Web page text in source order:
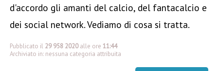
d'accordo gli amanti del calcio, del fantacalcio e
dei social network. Vediamo di cosa si tratta.
Pubblicato il 29 958 2020 alle ore 11:44
Archiviato in: nessuna categoria attribuita